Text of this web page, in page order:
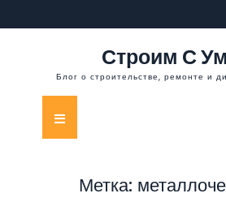
к
Строим С
Блог о строительстве, ремонте и
Кнопка
Метка: